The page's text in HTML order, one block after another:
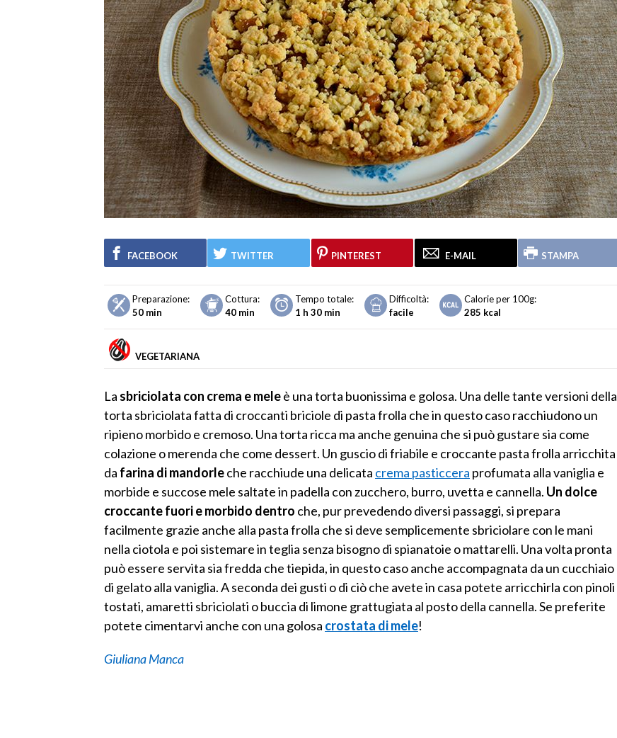
FACEBOOK TWITTER PINTEREST E-MAIL STAMPA
Preparazione:
50 min
Cottura:
40 min
Tempo totale:
1 h 30 min
Difficoltà:
facile
Calorie per 100g:
285 kcal
VEGETARIANA
La sbriciolata con crema e meleè una torta buonissima e golosa. Una delle tante versioni della
torta sbriciolata fatta di croccanti briciole di pasta frolla che in questo caso racchiudono un
ripieno morbido e cremoso. Una torta ricca ma anche genuina che si può gustare sia come
colazione o merenda che come dessert. Un guscio di friabile e croccante pasta frolla arricchita
da farina di mandorleche racchiude una delicata crema pasticcera profumata alla vaniglia e
morbide e succose mele saltate in padella con zucchero, burro, uvetta e cannella. Un dolce
croccante fuori e morbido dentro che, pur prevedendo diversi passaggi, si prepara
facilmente grazie anche alla pasta frolla che si deve semplicemente sbriciolare con le mani
nella ciotola e poi sistemare in teglia senza bisogno di spianatoie o mattarelli. Una volta pronta
può essere servita sia fredda che tiepida, in questo caso anche accompagnata da un cucchiaio
di gelato alla vaniglia. A seconda dei gusti o di ciò che avete in casa potete arricchirla con pinoli
tostati, amaretti sbriciolati o buccia di limone grattugiata al posto della cannella. Se preferite
potete cimentarvi anche con una golosa crostata di mele!
Giuliana Manca